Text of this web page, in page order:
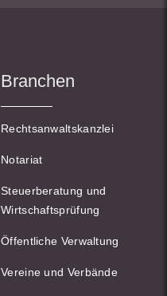
Branchen
Rechtsanwaltskanzlei
Notariat
Steuerberatung und
Wirtschaftsprüfung
Öffentliche Verwaltung
Vereine und Verbände